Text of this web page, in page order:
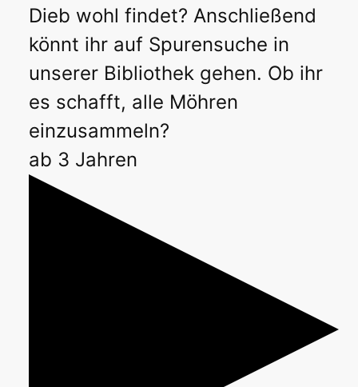
Dieb wohl findet? Anschließend
könnt ihr auf Spurensuche in
unserer Bibliothek gehen. Ob ihr
es schafft, alle Möhren
einzusammeln?
ab 3 Jahren